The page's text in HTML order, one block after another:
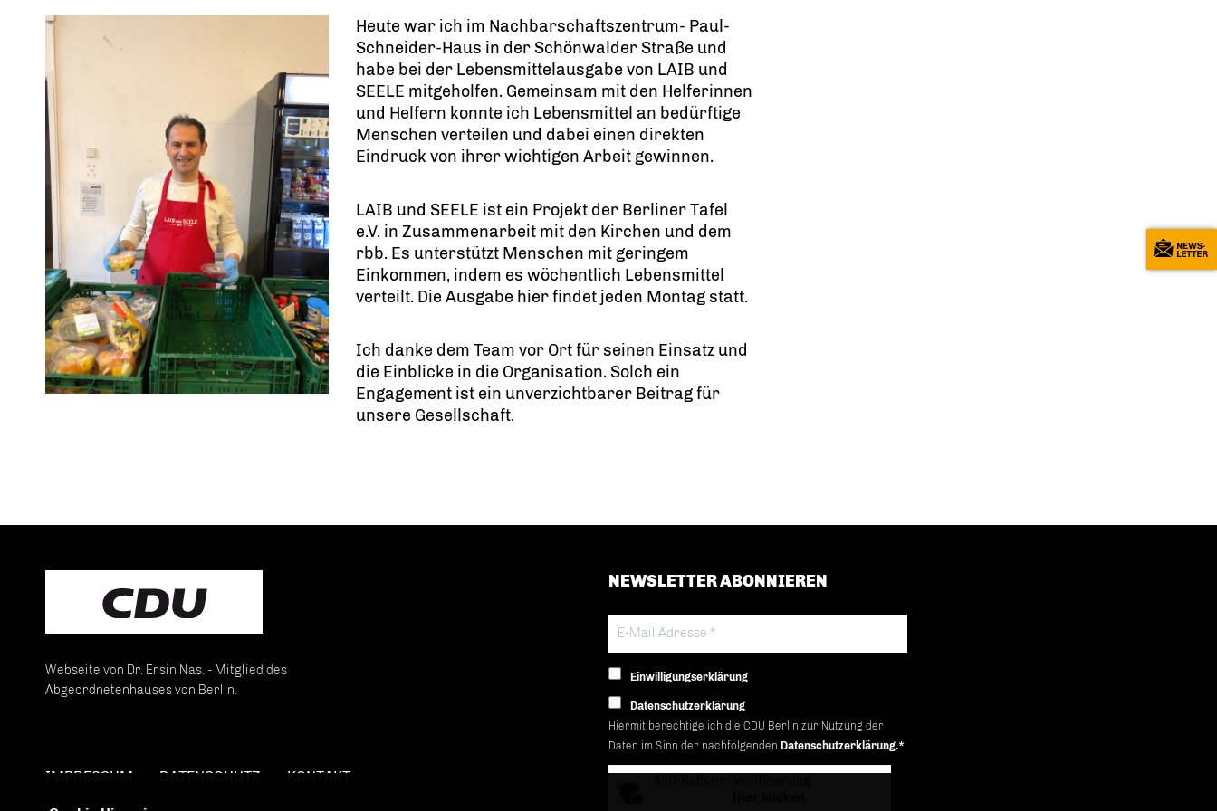
Heute war ich im Nachbarschaftszentrum- Paul-
Schneider-Haus in der Schönwalder Straße und
habe bei der Lebensmittelausgabe von LAIB und
SEELE mitgeholfen. Gemeinsam mit den Helferinnen
und Helfern konnte ich Lebensmittel an bedürftige
Menschen verteilen und dabei einen direkten
Eindruck von ihrer wichtigen Arbeit gewinnen.
LAIB und SEELE ist ein Projekt der Berliner Tafel
e.V. in Zusammenarbeit mit den Kirchen und dem
rbb. Es unterstützt Menschen mit geringem
Einkommen, indem es wöchentlich Lebensmittel
verteilt. Die Ausgabe hier findet jeden Montag statt.
Ich danke dem Team vor Ort für seinen Einsatz und
die Einblicke in die Organisation. Solch ein
Engagement ist ein unverzichtbarer Beitrag für
unsere Gesellschaft.
Webseite von Dr. Ersin Nas. - Mitglied des
Abgeordnetenhauses von Berlin.
IMPRESSUM DATENSCHUTZ KONTAKT
NEWSLETTER ABONNIEREN
Einwilligungserklärung
Datenschutzerklärung
Hiermit berechtige ich die CDU Berlin zur Nutzung der
Daten im Sinn der nachfolgenden Datenschutzerklärung.*